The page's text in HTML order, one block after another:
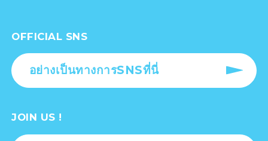
OFFICIAL SNS
อย่างเป็นทางการSNSที่นี่
JOIN US !